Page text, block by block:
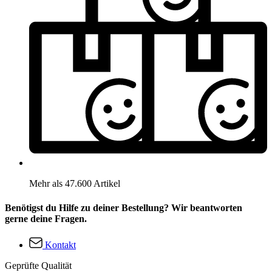
Mehr als 47.600 Artikel
Benötigst du Hilfe zu deiner Bestellung? Wir beantworten
gerne deine Fragen.
Kontakt
Geprüfte Qualität